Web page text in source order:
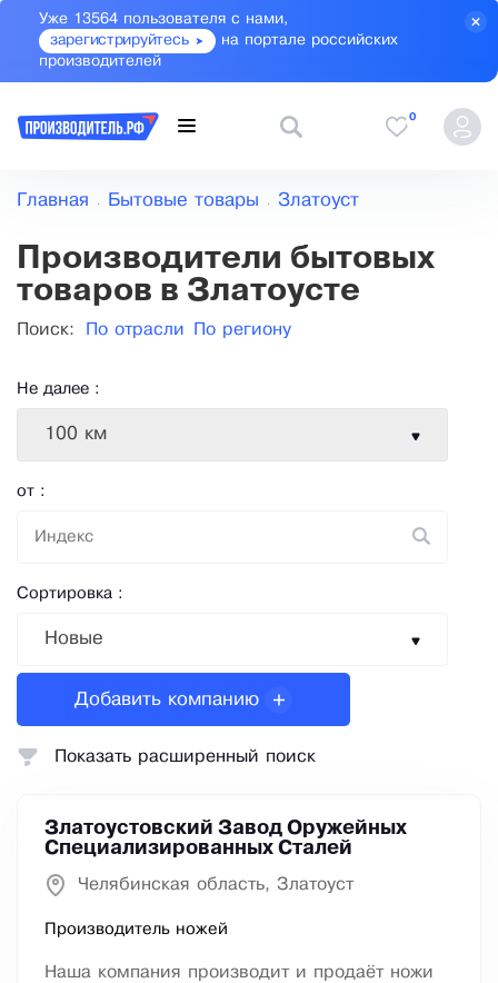
Уже 13564 пользователя с нами,
зарегистрируйтесь
на портале российских
производителей
0
Главная Бытовые товары Златоуст
Производители бытовых
товаров в Златоусте
Поиск: По отрасли По региону
Не далее :
100 км
от :
Сортировка :
Новые
Добавить компанию
Златоустовский Завод Оружейных
Специализированных Сталей
Челябинская область, Златоуст
Производитель ножей
Наша компания производит и продаёт ножи
Показать расширенный поиск